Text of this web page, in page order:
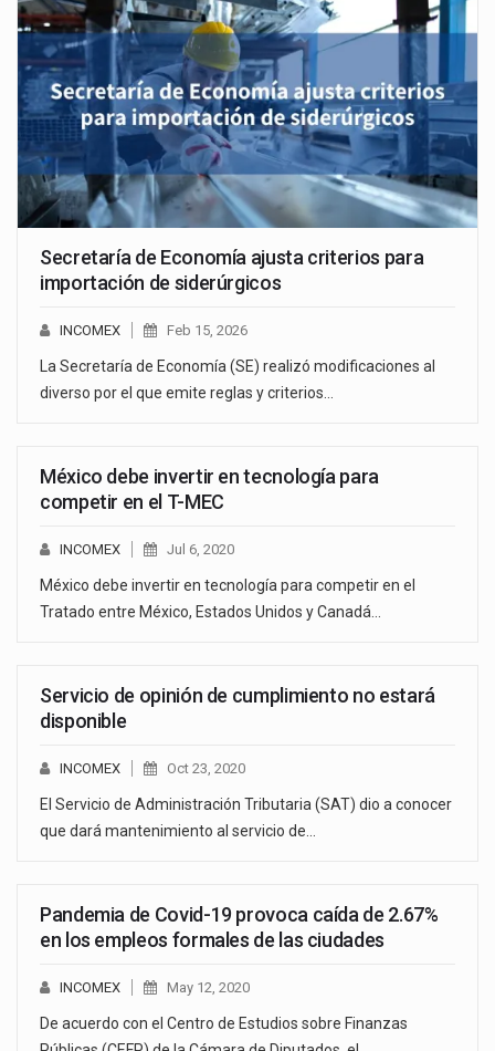
Secretaría de Economía ajusta criterios para
importación de siderúrgicos
INCOMEX Feb 15, 2026
La Secretaría de Economía (SE) realizó modificaciones al
diverso por el que emite reglas y criterios…
México debe invertir en tecnología para
competir en el T-MEC
INCOMEX Jul 6, 2020
México debe invertir en tecnología para competir en el
Tratado entre México, Estados Unidos y Canadá…
Servicio de opinión de cumplimiento no estará
disponible
INCOMEX Oct 23, 2020
El Servicio de Administración Tributaria (SAT) dio a conocer
que dará mantenimiento al servicio de…
Pandemia de Covid-19 provoca caída de 2.67%
en los empleos formales de las ciudades
INCOMEX May 12, 2020
De acuerdo con el Centro de Estudios sobre Finanzas